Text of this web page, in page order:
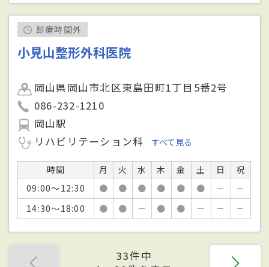
診療時間外
小見山整形外科医院
岡山県岡山市北区東島田町1丁目5番2号
086-232-1210
岡山駅
リハビリテーション科
すべて見る
時間 月 火 水 木 金 土 日
祝
09:00～12:30
● ● ● ● ● ● －
－
14:30～18:00
● ● － ● ● － － －
33件中